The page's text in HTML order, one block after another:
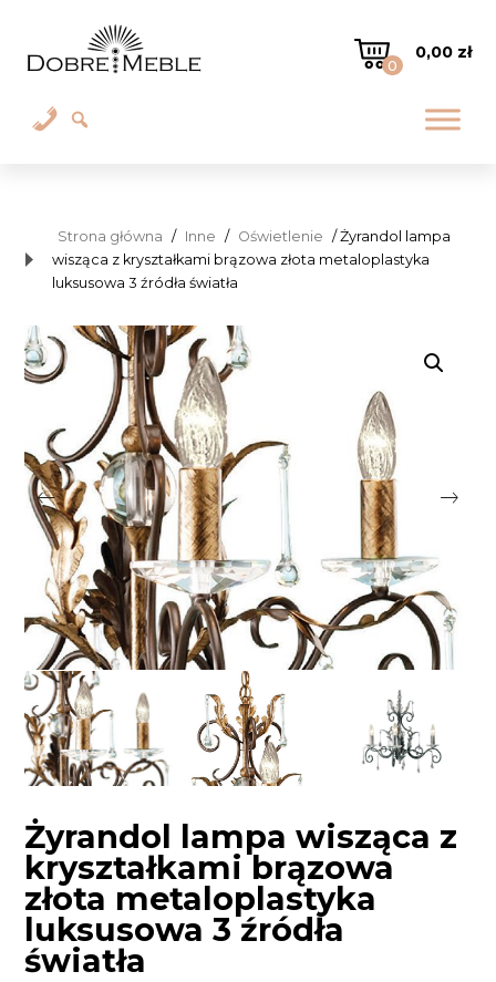
0
0,00 zł
Strona główna / Inne / Oświetlenie / Żyrandol lampa
wisząca z kryształkami brązowa złota metaloplastyka
luksusowa 3 źródła światła
Żyrandol lampa wisząca z
kryształkami brązowa
złota metaloplastyka
luksusowa 3 źródła
światła